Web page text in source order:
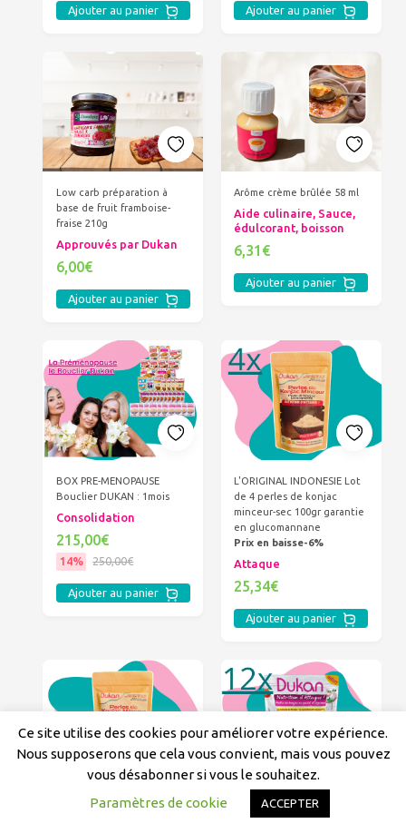
Ajouter au panier Ajouter au panier
Low carb préparation à
base de fruit framboise-
fraise 210g
Approuvés par Dukan
6,00€
Ajouter au panier
Arôme crème brûlée 58 ml
Aide culinaire, Sauce,
édulcorant, boisson
6,31€
Ajouter au panier
BOX PRE-MENOPAUSE
Bouclier DUKAN : 1mois
Consolidation
215,00€
14% 250,00€
Ajouter au panier
L'ORIGINAL INDONESIE Lot
de 4 perles de konjac
minceur-sec 100gr garantie
en glucomannane
Prix en baisse-6%
Attaque
25,34€
Ajouter au panier
L'ORIGINAL INDONESIE-
Lot de 12 Paella de Konjac
au poulet et légumes
Ce site utilise des cookies pour améliorer votre expérience.
Nous supposerons que cela vous convient, mais vous pouvez
vous désabonner si vous le souhaitez.
Paramètres de cookie
ACCEPTER